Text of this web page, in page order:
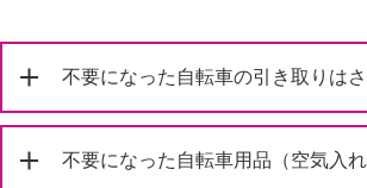
不要になった自転車の引き取りは
不要になった自転車用品（空気入